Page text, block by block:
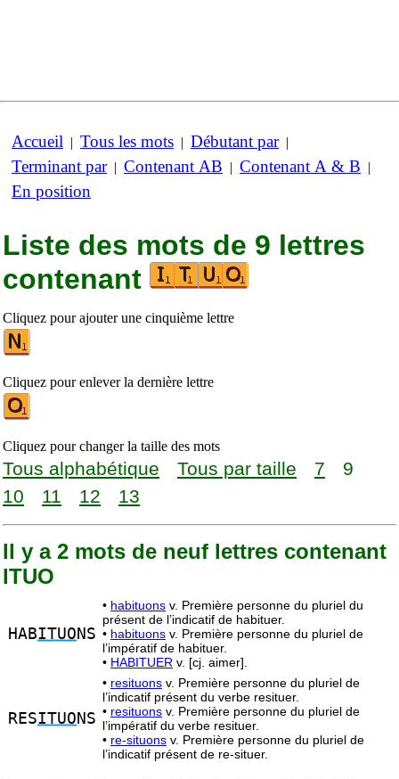
Accueil | Tous les mots | Débutant par|
Terminant par| Contenant AB | Contenant A & B |
En position
Liste des mots de 9 lettres
contenant
Cliquez pour ajouter une cinquième lettre
Cliquez pour enlever la dernière lettre
Cliquez pour changer la taille des mots
Tous alphabétique Tous par taille 7
9
10
11 12 13
Il y a 2 mots de neuf lettres contenant
ITUO
HABITUO NS
• habituons v. Première personne du pluriel du
présent de l’indicatif de habituer.
• habituons v. Première personne du pluriel de
l’impératif de habituer.
• HABITUER v. [cj. aimer].
RESITUO NS
• resituons v. Première personne du pluriel de
l’indicatif présent du verbe resituer.
• resituons v. Première personne du pluriel de
l’impératif du verbe resituer.
• re-situons v. Première personne du pluriel de
l’indicatif présent de re-situer.